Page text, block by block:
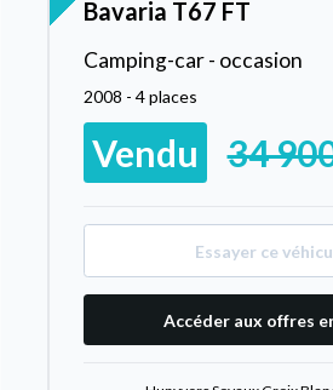
Bavaria T67 FT
Camping-car - occasion
2008 - 4 places
Vendu 34
Essayer ce
Accéder aux offres